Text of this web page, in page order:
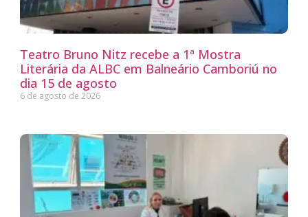
Teatro Bruno Nitz recebe a 1ª Mostra
Literária da ALBC em Balneário Camboriú no
dia 15 de agosto
6 de agosto de 2026